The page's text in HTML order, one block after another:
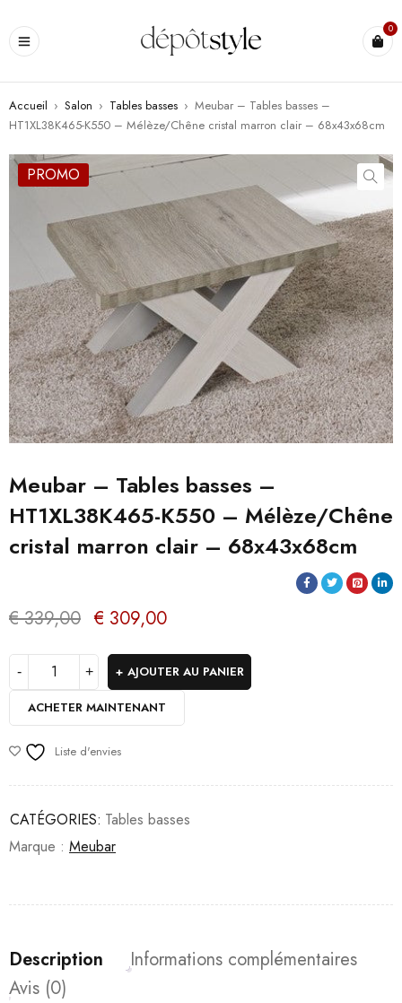
0
Accueil › Salon › Tables basses › Meubar – Tables basses –
HT1XL38K465-K550 – Mélèze/Chêne cristal marron clair – 68x43x68cm
PROMO
Meubar – Tables basses –
HT1XL38K465-K550 – Mélèze/Chêne
cristal marron clair – 68x43x68cm
€339,00 € 309,00
AJOUTER AU PANIER
ACHETER MAINTENANT
Liste d'envies
CATÉGORIES: Tables basses
Marque : Meubar
Description
Informations complémentaires
Avis (0)